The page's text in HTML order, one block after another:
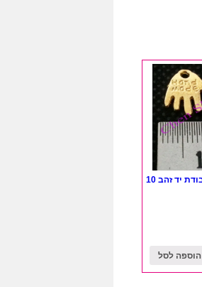
תליון חמסה עבודת יד זהב 10
הוספה לסל